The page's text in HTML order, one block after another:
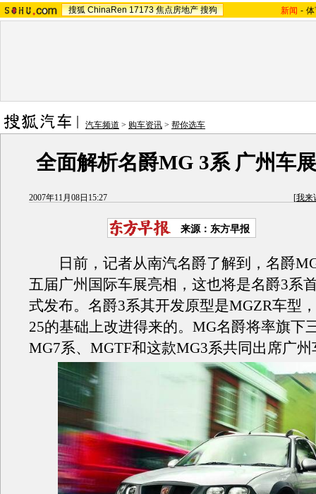
搜狐 ChinaRen 17173 焦点房地产 搜狗 新闻 -
汽车频道 > 购车资讯 > 帮你选车
全面解析名爵MG 3系 广州车
2007年11月08日15:27 [我来
来源：东方早报
日前，记者从南汽名爵了解到，名爵
五届广州国际车展亮相，这也将是名爵3系
式发布。名爵3系其开发原型是MGZR车型
25的基础上改进得来的。MG名爵将率旗下
MG7系、MGTF和这款MG3系共同出席广州